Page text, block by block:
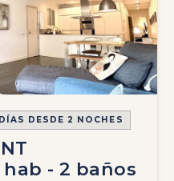
DESDE 2 NOCHES
hab - 2 baños